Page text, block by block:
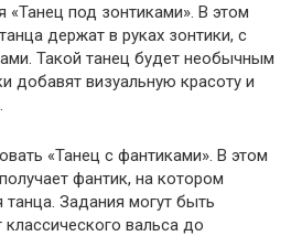
«Танец под зонтиками». В этом
держат в руках зонтики, с
Такой танец будет необычным
добавят визуальную красоту и
«Танец с фантиками». В этом
фантик, на котором
Задания могут быть
вальса до